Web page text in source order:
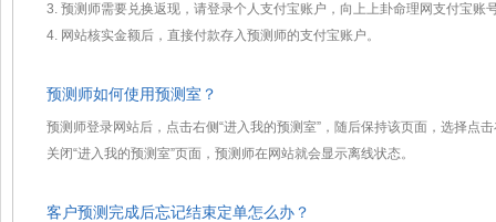
3. 预测师需要兑换返现，请登录个人支付宝账户，向上上卦命理网支付宝
4. 网站核实金额后，直接付款存入预测师的支付宝账户。
预测师如何使用预测室？
预测师登录网站后，点击右侧“进入我的预测室”，随后保持该页面，选择
关闭“进入我的预测室”页面，预测师在网站就会显示离线状态。
客户预测完成后忘记结束定单怎么办？